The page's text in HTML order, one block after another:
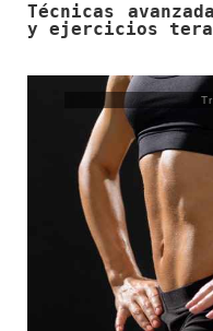
Técnicas
y ejercicios